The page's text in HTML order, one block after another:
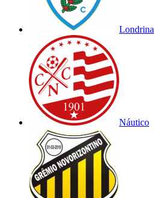
Londrina
Náutico